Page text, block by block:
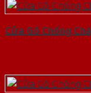
Cửa Gỗ Chống